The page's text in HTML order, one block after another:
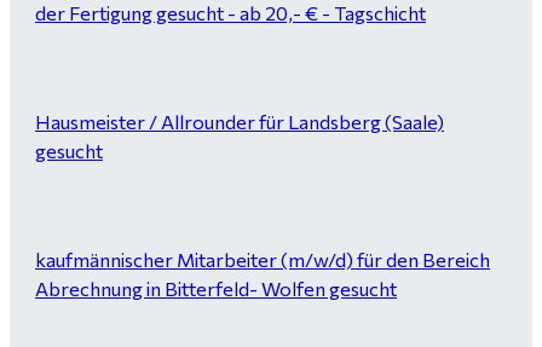
der Fertigung gesucht - ab 20,- € - Tagschicht
Hausmeister / Allrounder für Landsberg (Saale)
gesucht
kaufmännischer Mitarbeiter (m/w/d) für den Bereich
Abrechnung in Bitterfeld- Wolfen gesucht